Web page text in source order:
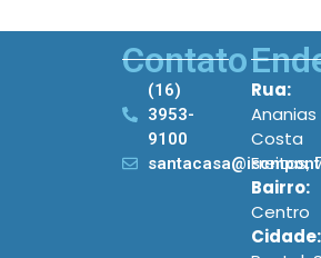
Contato
(16)
3953-
9100
Rua:
Costa
Freitas,
Bairro:
Centro
Cidade: